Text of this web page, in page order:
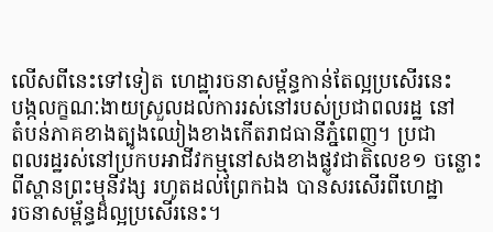
លើស​ពី​នេះ​ទៅ​ទៀត ហេដ្ឋា​រចនា​សម្ព័ន្ធ​កាន់​តែ​ល្អ​ប្រសើរ​នេះ
បង្ក​លក្ខណៈ​ងាយ​ស្រួល​ដល់​ការ​រស់​នៅ​របស់​ប្រជា​ពលរដ្ឋ នៅ​
តំបន់​ភាគ​ខាង​ត្បូង​ឈៀង​ខាង​កើត​រាជ​ធានី​ភ្នំពេញ។ ប្រជា
ពលរដ្ឋរស់នៅ​ប្រកប​អាជីវកម្ម​នៅ​សង​ខាង​ផ្លូវ​ជាតិ​លេខ​១ ចន្លោះ​
ពី​ស្ពាន​ព្រះមុនីវង្ស រហូត​ដល់​ព្រែកឯង បាន​សរសើរ​ពី​ហេដ្ឋា​
រចនា​សម្ព័ន្ធ​ដ៏​ល្អ​ប្រសើរ​នេះ។